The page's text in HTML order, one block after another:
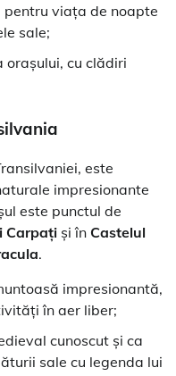
pentru viața de noapte
sale;
orașului, cu clădiri
este
impresionante
este punctul de
Carpați și în Castelul
.
impresionantă,
în aer liber;
cunoscut și ca
sale cu legenda lui